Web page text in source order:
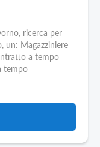
ricerca per
un: Magazziniere
a tempo
tempo